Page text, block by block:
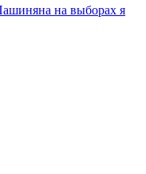
на выборах я